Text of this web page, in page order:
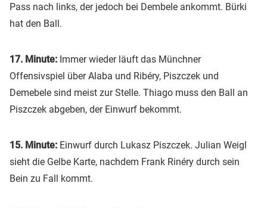
Pass nach links, der jedoch bei Dembele ankommt. Bürki
hat den Ball.
17. Minute: Immer wieder läuft das Münchner
Offensivspiel über Alaba und Ribéry, Piszczek und
Demebele sind meist zur Stelle. Thiago muss den Ball an
Piszczek abgeben, der Einwurf bekommt.
15. Minute: Einwurf durch Lukasz Piszczek. Julian Weigl
sieht die Gelbe Karte, nachdem Frank Rinéry durch sein
Bein zu Fall kommt.